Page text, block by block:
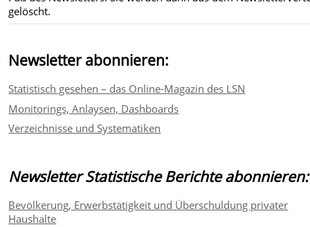
gelöscht.
Newsletter abonnieren:
Statistisch gesehen – das Online-Magazin des LSN
Monitorings, Anlaysen, Dashboards
Verzeichnisse und Systematiken
Newsletter Statistische Berichte abonnieren:
Bevölkerung, Erwerbstätigkeit und Überschuldung privater
Haushalte